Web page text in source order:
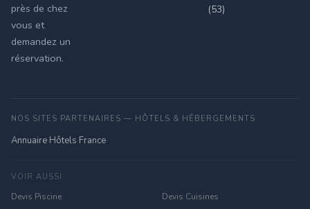
près de chez
vous et
demandez un
réservation.
(53)
NOS SITES PARTENAIRES — HÔTELS & HÉBERGEMENTS
Annuaire Hôtels France
VOIR AUSSI
Devis Piscine
Devis Cuisines